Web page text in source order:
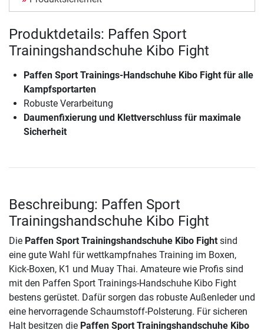
Produktdetails: Paffen Sport
Trainingshandschuhe Kibo Fight
Paffen Sport Trainings-Handschuhe Kibo Fight für alle
Kampfsportarten
Robuste Verarbeitung
Daumenfixierung und Klettverschluss für maximale
Sicherheit
Beschreibung: Paffen Sport
Trainingshandschuhe Kibo Fight
Die Paffen Sport Trainingshandschuhe Kibo Fight sind
eine gute Wahl für wettkampfnahes Training im Boxen,
Kick-Boxen, K1 und Muay Thai. Amateure wie Profis sind
mit den Paffen Sport Trainings-Handschuhe Kibo Fight
bestens gerüstet. Dafür sorgen das robuste Außenleder und
eine hervorragende Schaumstoff-Polsterung. Für sicheren
Halt besitzen die Paffen Sport Trainingshandschuhe Kibo